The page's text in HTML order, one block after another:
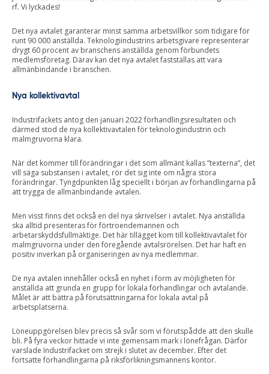
rf. Vi lyckades!
Det nya avtalet garanterar minst samma arbetsvillkor som tidigare för
runt 90 000 anställda. Teknologiindustrins arbetsgivare representerar
drygt 60 procent av branschens anställda genom förbundets
medlemsföretag. Därav kan det nya avtalet fastställas att vara
allmänbindande i branschen.
Nya kollektivavtal
Industrifackets antog den januari 2022 förhandlingsresultaten och
därmed stod de nya kollektivavtalen för teknologiindustrin och
malmgruvorna klara.
När det kommer till förändringar i det som allmänt kallas ”texterna”, det
vill säga substansen i avtalet, rör det sig inte om några stora
förändringar. Tyngdpunkten låg speciellt i början av förhandlingarna på
att trygga de allmänbindande avtalen.
Men visst finns det också en del nya skrivelser i avtalet. Nya anställda
ska alltid presenteras för förtroendemannen och
arbetarskyddsfullmäktige. Det här tillägget kom till kollektivavtalet för
malmgruvorna under den föregående avtalsrörelsen. Det har haft en
positiv inverkan på organiseringen av nya medlemmar.
De nya avtalen innehåller också en nyhet i form av möjligheten för
anställda att grunda en grupp för lokala förhandlingar och avtalande.
Målet är att bättra på förutsättningarna för lokala avtal på
arbetsplatserna.
Löneuppgörelsen blev precis så svår som vi förutspådde att den skulle
bli. På fyra veckor hittade vi inte gemensam mark i lönefrågan. Därför
varslade Industrifacket om strejk i slutet av december. Efter det
fortsatte förhandlingarna på riksförlikningsmannens kontor.